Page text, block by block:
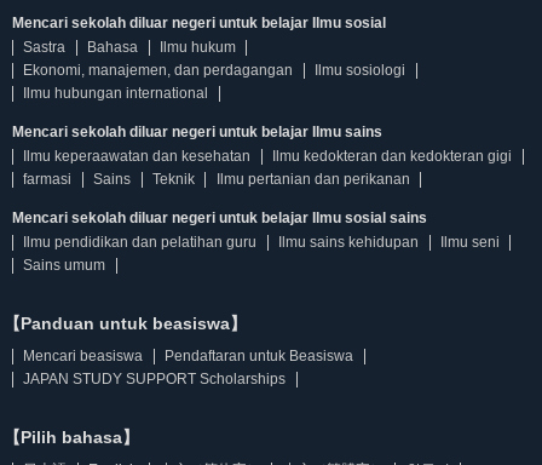
Mencari sekolah diluar negeri untuk belajar Ilmu sosial
Sastra
Bahasa
Ilmu hukum
Ekonomi, manajemen, dan perdagangan
Ilmu sosiologi
Ilmu hubungan international
Mencari sekolah diluar negeri untuk belajar Ilmu sains
Ilmu keperaawatan dan kesehatan
Ilmu kedokteran dan kedokteran gigi
farmasi
Sains Teknik Ilmu pertanian dan perikanan
Mencari sekolah diluar negeri untuk belajar Ilmu sosial sains
Ilmu pendidikan dan pelatihan guru
Ilmu sains kehidupan
Ilmu seni
Sains umum
【Panduan untuk beasiswa】
Mencari beasiswa
Pendaftaran untuk Beasiswa
JAPAN STUDY SUPPORT Scholarships
【Pilih bahasa】